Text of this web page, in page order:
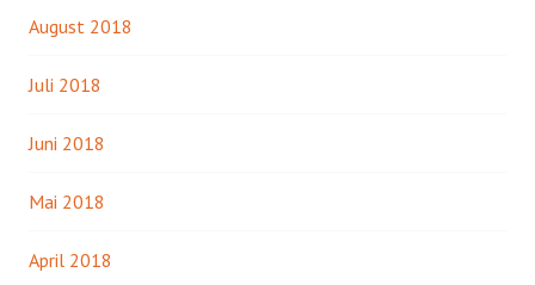
August 2018
Juli 2018
Juni 2018
Mai 2018
April 2018